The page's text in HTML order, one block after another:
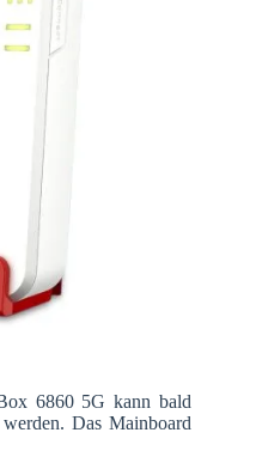
6860 5G kann bald
Das Mainboard